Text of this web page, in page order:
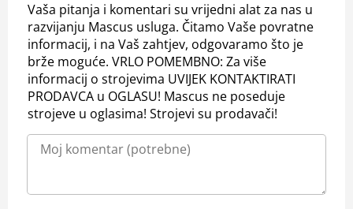
Vaša pitanja i komentari su vrijedni alat za nas u
razvijanju Mascus usluga. Čitamo Vaše povratne
informacij, i na Vaš zahtjev, odgovaramo što je
brže moguće. VRLO POMEMBNO: Za više
informacij o strojevima UVIJEK KONTAKTIRATI
PRODAVCA u OGLASU! Mascus ne poseduje
strojeve u oglasima! Strojevi su prodavači!